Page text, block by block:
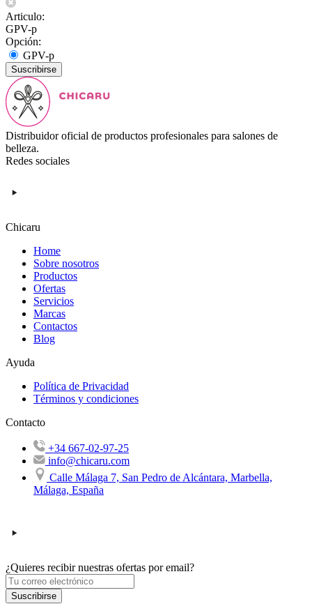
Articulo:
GPV-p
Opción:
GPV-p
Suscribirse
Distribuidor oficial de productos profesionales para salones de
belleza.
Redes sociales
Chicaru
Home
Sobre nosotros
Productos
Ofertas
Servicios
Marcas
Contactos
Blog
Ayuda
Política de Privacidad
Términos y condiciones
Contacto
+34 667-02-97-25
info@chicaru.com
Calle Málaga 7, San Pedro de Alcántara, Marbella,
Málaga, España
¿Quieres recibir nuestras ofertas por email?
Suscribirse